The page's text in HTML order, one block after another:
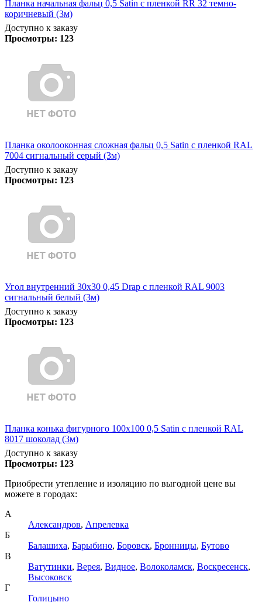
Планка начальная фальц 0,5 Satin с пленкой RR 32 темно-
коричневый (3м)
Доступно к заказу
Просмотры: 123
Планка околооконная сложная фальц 0,5 Satin с пленкой RAL
7004 сигнальный серый (3м)
Доступно к заказу
Просмотры: 123
Угол внутренний 30х30 0,45 Drap с пленкой RAL 9003
сигнальный белый (3м)
Доступно к заказу
Просмотры: 123
Планка конька фигурного 100x100 0,5 Satin с пленкой RAL
8017 шоколад (3м)
Доступно к заказу
Просмотры: 123
Приобрести утепление и изоляцию по выгодной цене вы
можете в городах:
А
Александров, Апрелевка
Б
Балашиха, Барыбино, Боровск, Бронницы, Бутово
В
Ватутинки, Верея, Видное, Волоколамск, Воскресенск,
Высоковск
Г
Голицыно